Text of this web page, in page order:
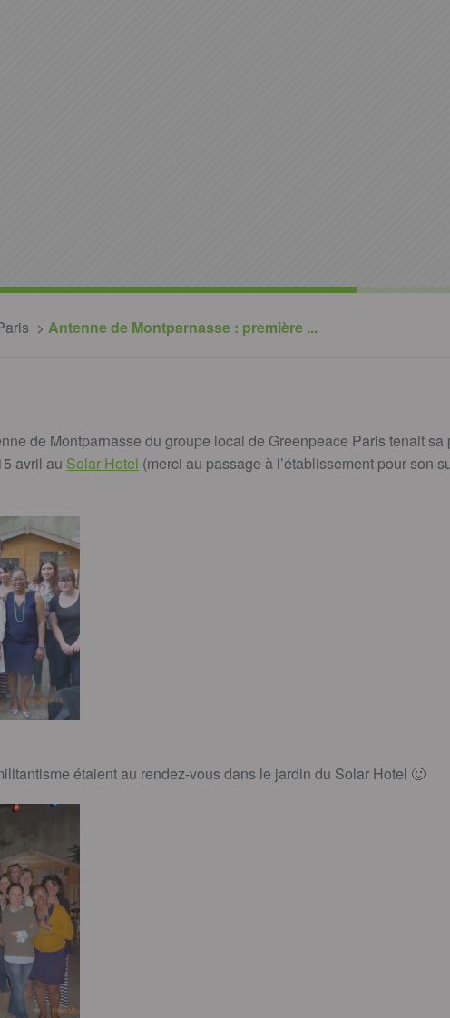
Antenne de Montparnasse : première ...
de Montparnasse du groupe local de Greenpeace Paris tenait sa
avril au Solar Hotel (merci au passage à l’établissement pour son
étaient au rendez-vous dans le jardin du Solar Hotel 🙂